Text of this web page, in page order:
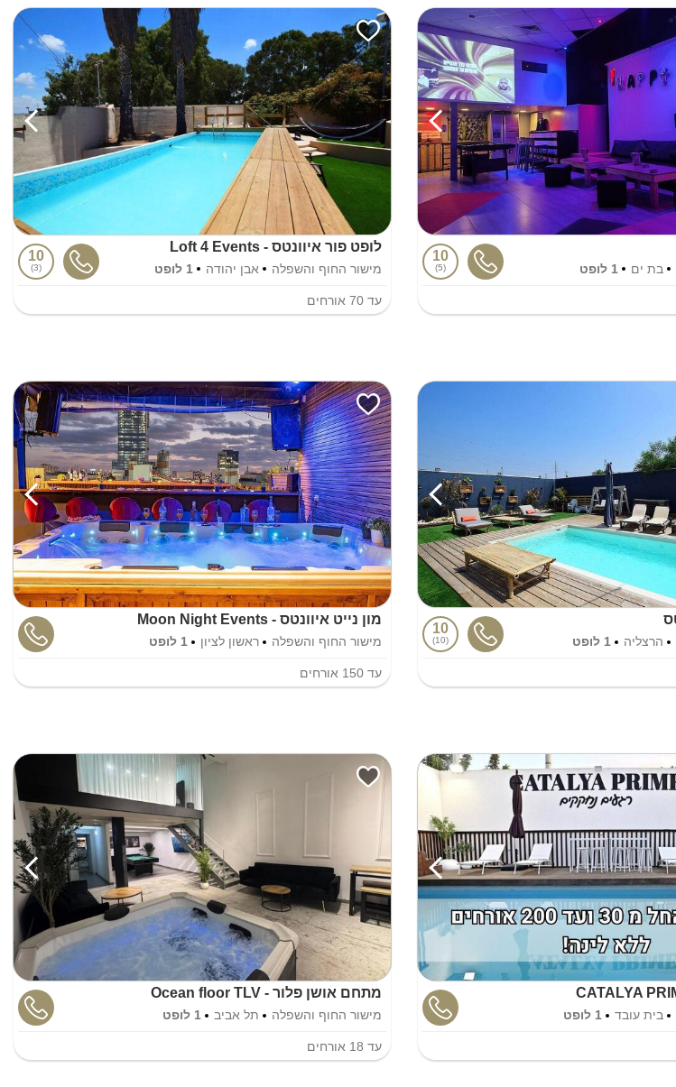
בת ים 1 לופט
10
5
לופט פור איוונטס - Loft 4 Events
מישור החוף והשפלה אבן יהודה 1 לופט
10
3
עד 70אורחים
הרצליה 1 לופט
10
10
מון נייט איוונטס - Moon Night Events
מישור החוף והשפלה ראשון לציון 1 לופט
עד 150 אורחים
בית עובד 1 לופט
מתחם אושן פלור - Ocean floor TLV
מישור החוף והשפלה תל אביב 1 לופט
עד 18 אורחים